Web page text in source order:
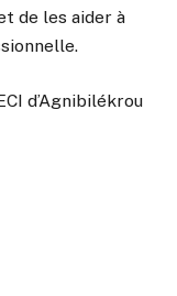
de les aider à
d’Agnibilékrou